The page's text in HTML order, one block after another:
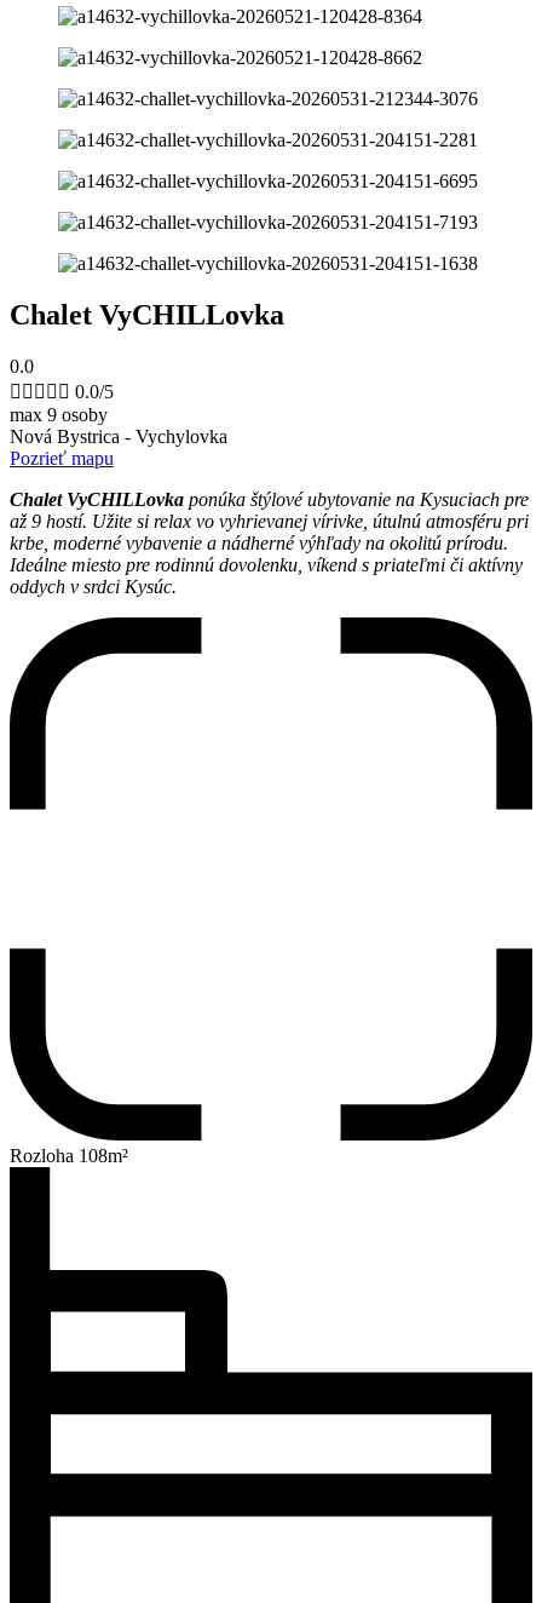
Chalet VyCHILLovka
0.0
     0.0/5
max 9 osoby
Nová Bystrica - Vychylovka
Pozrieť mapu
Chalet VyCHILLovka ponúka štýlové ubytovanie na Kysuciach pre
až 9 hostí. Užite si relax vo vyhrievanej vírivke, útulnú atmosféru pri
krbe, moderné vybavenie a nádherné výhľady na okolitú prírodu.
Ideálne miesto pre rodinnú dovolenku, víkend s priateľmi či aktívny
oddych v srdci Kysúc.
Rozloha 108m²